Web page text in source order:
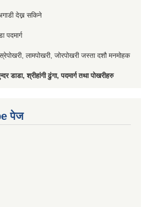
देख्न सकिने
पदमार्ग
लामपोखरी, जोरपोखरी जस्ता दशौ मनमोहक
डाडा, श्रीहांगी ढुंगा, पदमार्ग तथा पोखरीहरु
पेज